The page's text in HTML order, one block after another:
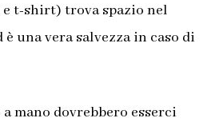
t-shirt) trova spazio nel
è una vera salvezza in caso di
mano dovrebbero esserci